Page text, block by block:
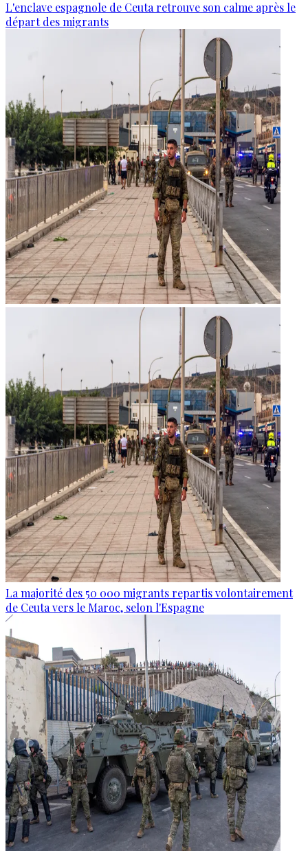
L'enclave espagnole de Ceuta retrouve son calme après le
départ des migrants
La majorité des 50 000 migrants repartis volontairement
de Ceuta vers le Maroc, selon l'Espagne